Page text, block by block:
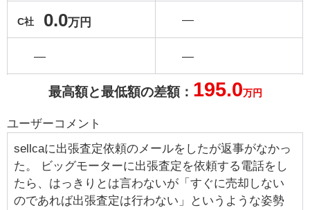
C社 0.0万円
―
―
―
最高額と最低額の差額： 195.0万円
ユーザーコメント
sellcaに出張査定依頼のメールをしたが返事がなかっ
た。 ビッグモーターに出張査定を依頼する電話をし
たら、はっきりとは言わないが「すぐに売却しない
のであれば出張査定は行わない」というような姿勢